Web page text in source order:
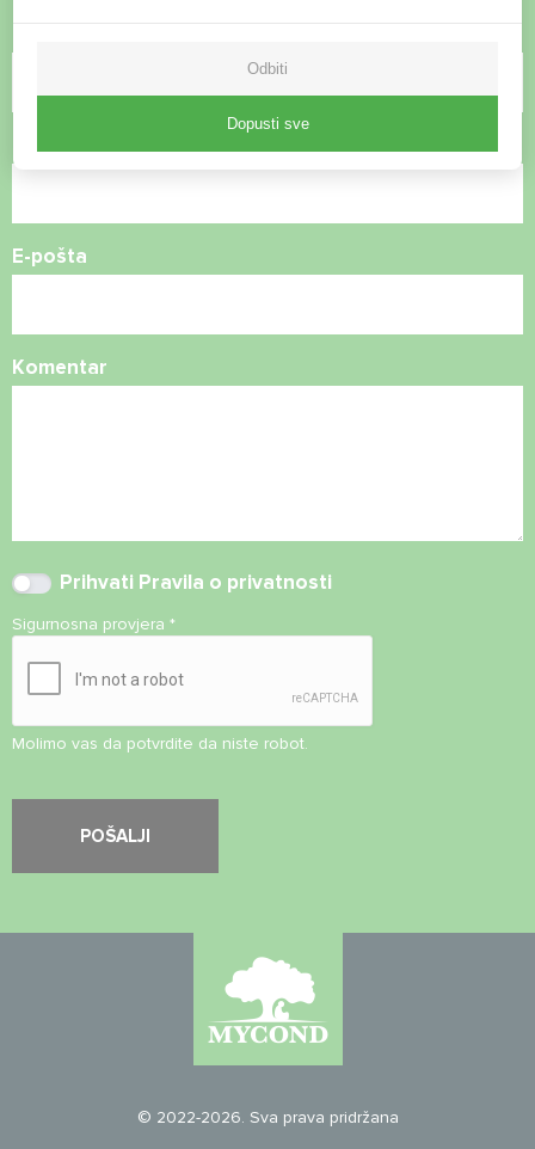
E-pošta
Komentar
Prihvati Pravila o privatnosti
Sigurnosna provjera *
Molimo vas da potvrdite da niste robot.
© 2022-2026. Sva prava pridržana
Odbiti
Dopusti sve